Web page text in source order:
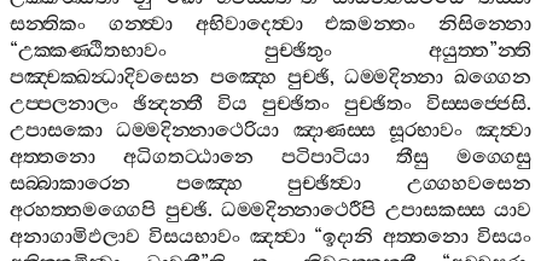
සන‍්තිකං
ගන‍්ත්‍වා අභිවාදෙත්‍වා එකමන‍්තං
නිසින‍්නො
“උක‍්කණ‍්ඨිතභාවං පුච‍්ඡිතුං අයුත‍්ත”න‍්ති
පඤ‍්චක‍්ඛන්‍ධාදිවසෙන පඤ‍්හෙ පුච‍්ඡි,ධම‍්මදින‍්නා ඛග‍්ගෙන
උප‍්පලනාලං
ඡින්‍දන‍්තී විය පුච‍්ඡිතං පුච‍්ඡිතං විස‍්සජ‍්ජෙසි.
උපාසකො ධම‍්මදින‍්නාථෙරියා ඤාණස‍්ස සූරභාවං ඤත්‍වා
අත‍්තනො
අධිගතට‍්ඨානෙ පටිපාටියා තීසු
මග‍්ගෙසු
සබ‍්බාකාරෙන
පඤ‍්හෙ පුච‍්ඡිත්‍වා
උග‍්ගහවසෙන
අරහත‍්තමග‍්ගෙපි පුච‍්ඡි. ධම‍්මදින‍්නාථෙරීපි උපාසකස‍්ස යාව
අනාගාමිඵලාව විසයභාවං ඤත්‍වා“ඉදානි අත‍්තනො විසයං